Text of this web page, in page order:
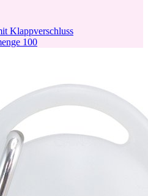
Klappverschluss
100